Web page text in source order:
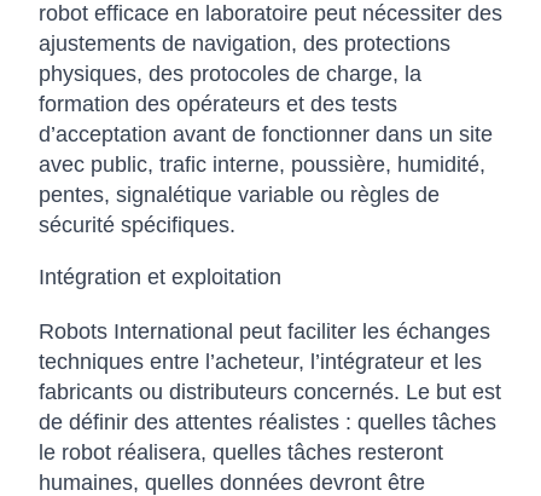
robot efficace en laboratoire peut nécessiter des
ajustements de navigation, des protections
physiques, des protocoles de charge, la
formation des opérateurs et des tests
d’acceptation avant de fonctionner dans un site
avec public, trafic interne, poussière, humidité,
pentes, signalétique variable ou règles de
sécurité spécifiques.
Intégration et exploitation
Robots International peut faciliter les échanges
techniques entre l’acheteur, l’intégrateur et les
fabricants ou distributeurs concernés. Le but est
de définir des attentes réalistes : quelles tâches
le robot réalisera, quelles tâches resteront
humaines, quelles données devront être